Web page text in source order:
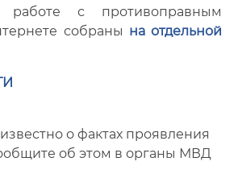
о фактах проявления
об этом в органы МВД
с противоправным
собраны на отдельной